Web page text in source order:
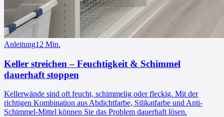
Anleitung12 Min.
Keller streichen – Feuchtigkeit & Schimmel
dauerhaft stoppen
Kellerwände sind oft feucht, schimmelig oder fleckig. Mit der
richtigen Kombination aus Abdichtfarbe, Silikatfarbe und Anti-
Schimmel-Mittel können Sie das Problem dauerhaft lösen.